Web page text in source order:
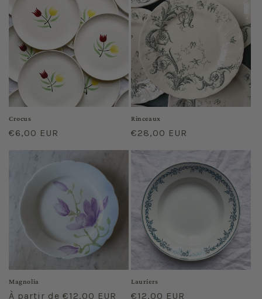
Crocus
Prix
€6,00 EUR
Rinceaux
Prix
€28,00 EUR
Magnolia
Prix
À partir de €12,00 EUR
Lauriers
Prix
€12,00 EUR